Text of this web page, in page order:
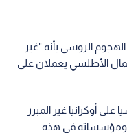
الروسي بأنه "غير
الأطلسي يعملان على
أوكرانيا غير المبرر
ومؤسساته في هذه